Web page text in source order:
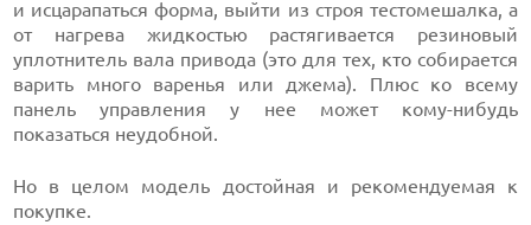
и исцарапаться форма, выйти из строя тестомешалка, а
от нагрева жидкостью растягивается резиновый
уплотнитель вала привода (это для тех, кто собирается
варить много варенья или джема). Плюс ко всему
панель управления у нее может кому-нибудь
показаться неудобной.
Но в целом модель достойная и рекомендуемая к
покупке.